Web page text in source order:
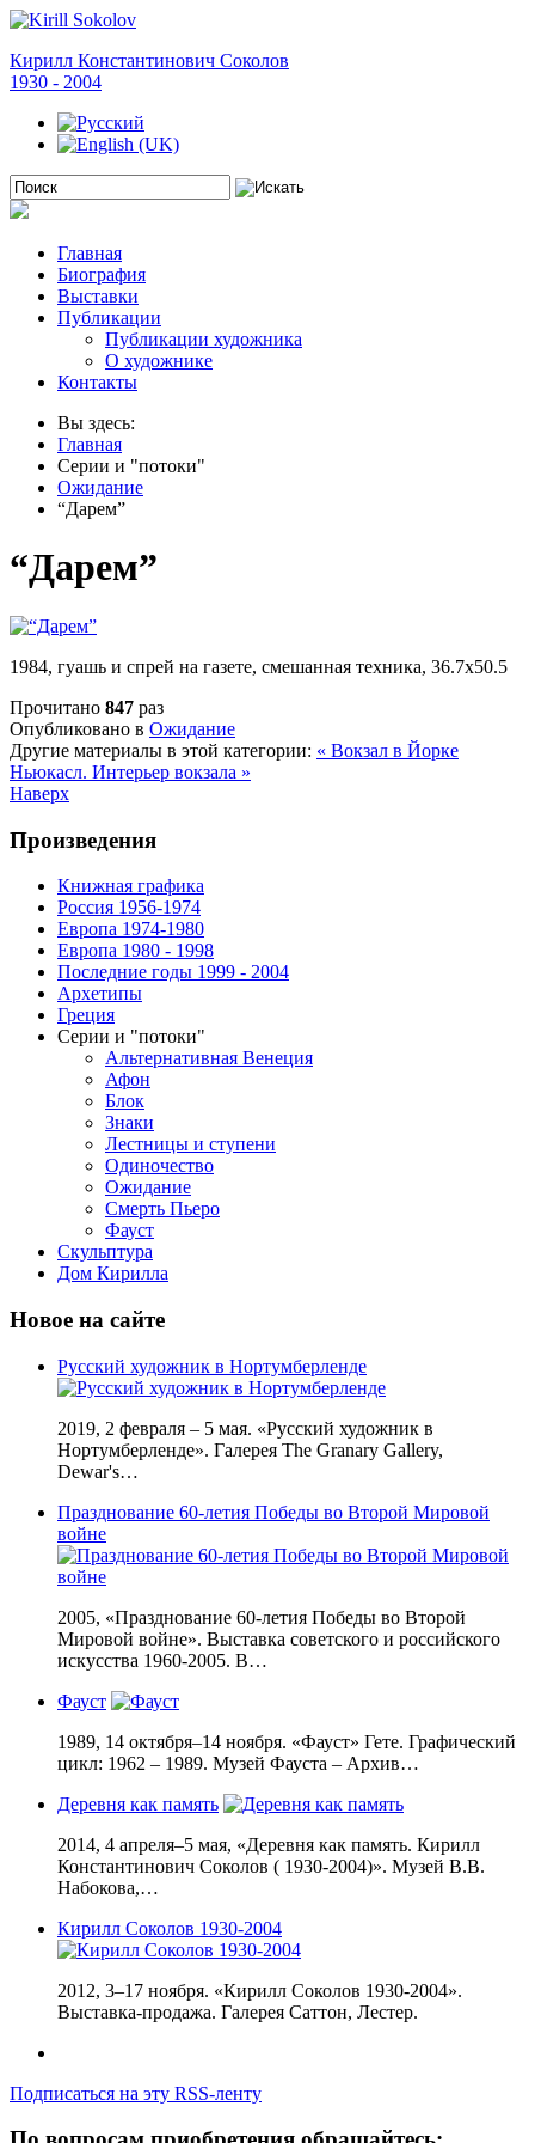
Кирилл Константинович Соколов
1930 - 2004
Главная
Биография
Выставки
Публикации
Публикации художника
О художнике
Контакты
Вы здесь:
Главная
Серии и "потоки"
Ожидание
“Дарем”
“Дарем”
1984, гуашь и спрей на газете, смешанная техника, 36.7х50.5
Прочитано 847 раз
Опубликовано в Ожидание
Другие материалы в этой категории: « Вокзал в Йорке
Ньюкасл. Интерьер вокзала »
Наверх
Произведения
Книжная графика
Россия 1956-1974
Европа 1974-1980
Европа 1980 - 1998
Последние годы 1999 - 2004
Архетипы
Греция
Серии и "потоки"
Альтернативная Венеция
Афон
Блок
Знаки
Лестницы и ступени
Одиночество
Ожидание
Смерть Пьеро
Фауст
Скульптура
Дом Кирилла
Новое на сайте
Русский художник в Нортумберленде
2019, 2 февраля – 5 мая. «Русский художник в
Нортумберленде». Галерея The Granary Gallery,
Dewar's…
Празднование 60-летия Победы во Второй Мировой
войне
2005, «Празднование 60-летия Победы во Второй
Мировой войне». Выставка советского и российского
искусства 1960-2005. В…
Фауст
1989, 14 октября–14 ноября. «Фауст» Гете. Графический
цикл: 1962 – 1989. Музей Фауста – Архив…
Деревня как память
2014, 4 апреля–5 мая, «Деревня как память. Кирилл
Константинович Соколов ( 1930-2004)». Музей В.В.
Набокова,…
Кирилл Соколов 1930-2004
2012, 3–17 ноября. «Кирилл Соколов 1930-2004».
Выставка-продажа. Галерея Саттон, Лестер.
Подписаться на эту RSS-ленту